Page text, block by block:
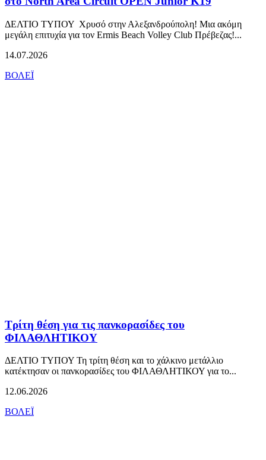
ΔΕΛΤΙΟ ΤΥΠΟΥ Χρυσό στην Αλεξανδρούπολη! Μια ακόμη
μεγάλη επιτυχία για τον Ermis Beach Volley Club Πρέβεζας!...
14.07.2026
ΒΟΛΕΪ
Τρίτη θέση για τις πανκορασίδες του
ΦΙΛΑΘΛΗΤΙΚΟΥ
ΔΕΛΤΙΟ ΤΥΠΟΥ Τη τρίτη θέση και το χάλκινο μετάλλιο
κατέκτησαν οι πανκορασίδες του ΦΙΛΑΘΛΗΤΙΚΟΥ για το...
12.06.2026
ΒΟΛΕΪ